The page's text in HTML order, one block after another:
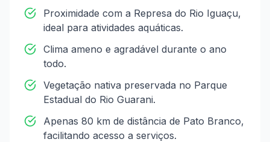
Proximidade com a Represa do Rio Iguaçu,
ideal para atividades aquáticas.
Clima ameno e agradável durante o ano
todo.
Vegetação nativa preservada no Parque
Estadual do Rio Guarani.
Apenas 80 km de distância de Pato Branco,
facilitando acesso a serviços.